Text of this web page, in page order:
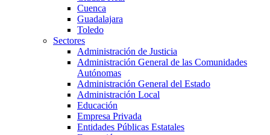
Cuenca
Guadalajara
Toledo
Sectores
Administración de Justicia
Administración General de las Comunidades
Autónomas
Administración General del Estado
Administración Local
Educación
Empresa Privada
Entidades Públicas Estatales